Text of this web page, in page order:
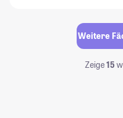
Weitere
Zeige15